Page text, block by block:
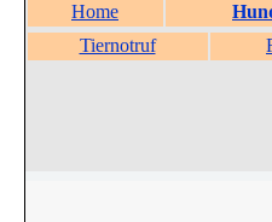
Home
Tiernotruf